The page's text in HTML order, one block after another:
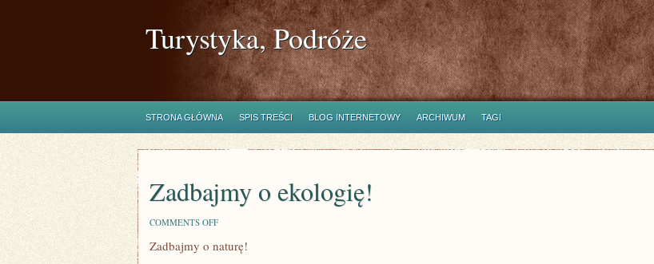
Turystyka, Podróże
STRONA GŁÓWNA SPIS TREŚCI BLOG INTERNETOWY ARCHIWUM TAGI
Zadbajmy o ekologię!
COMMENTS OFFON
O
EKOLOGIĘ!
Zadbajmy o naturę!